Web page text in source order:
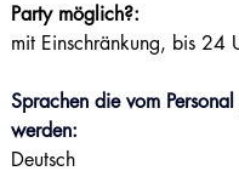
Party möglich?:
mit Einschränkung, bis 24
Sprachen die vom
werden:
Deutsch